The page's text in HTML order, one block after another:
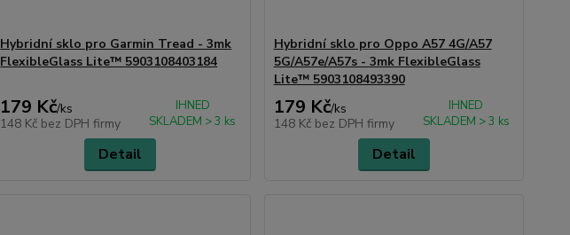
Hybridní sklo pro Garmin Tread - 3mk
FlexibleGlass Lite™ 5903108403184
179 Kč/ks
148 Kč bez DPH firmy
IHNED
SKLADEM > 3 ks
Detail
Hybridní sklo pro Oppo A57 4G/A57
5G/A57e/A57s - 3mk FlexibleGlass
Lite™ 5903108493390
179 Kč/ks
148 Kč bez DPH firmy
IHNED
SKLADEM > 3 ks
Detail